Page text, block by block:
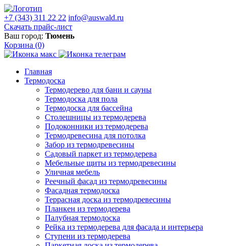
+7 (343) 311 22 22 info@auswald.ru
Скачать прайс-лист
Ваш город: Тюмень
Корзина (0)
Главная
Термодоска
Термодерево для бани и сауны
Термодоска для пола
Термодоска для бассейна
Столешницы из термодерева
Подоконники из термодерева
Термодревесина для потолка
Забор из термодревесины
Садовый паркет из термодерева
Мебельные щиты из термодревесины
Уличная мебель
Реечный фасад из термодревесины
Фасадная термодоска
Террасная доска из термодревесины
Планкен из термодерева
Палубная термодоска
Рейка из термодерева для фасада и интерьера
Ступени из термодерева